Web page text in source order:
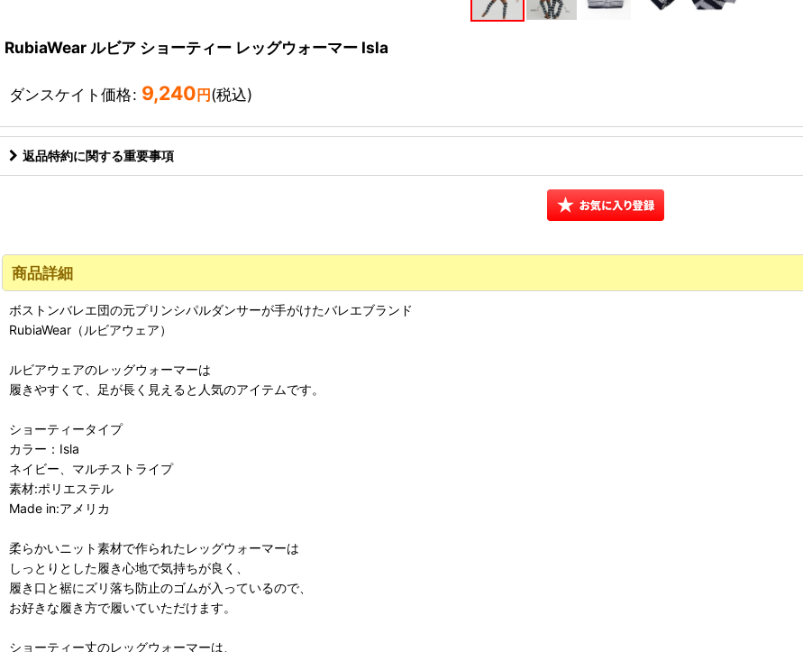
RubiaWear ルビア ショーティー レッグウォーマー Isla
ダンスケイト価格: 9,240 円 (税込)
返品特約に関する重要事項
商品詳細
ボストンバレエ団の元プリンシパルダンサーが手がけたバレエブランド
RubiaWear（ルビアウェア）
ルビアウェアのレッグウォーマーは
履きやすくて、足が長く見えると人気のアイテムです。
ショーティータイプ
カラー：Isla
ネイビー、マルチストライプ
素材:ポリエステル
Made in:アメリカ
柔らかいニット素材で作られたレッグウォーマーは
しっとりとした履き心地で気持ちが良く、
履き口と裾にズリ落ち防止のゴムが入っているので、
お好きな履き方で履いていただけます。
ショーティー丈のレッグウォーマーは、